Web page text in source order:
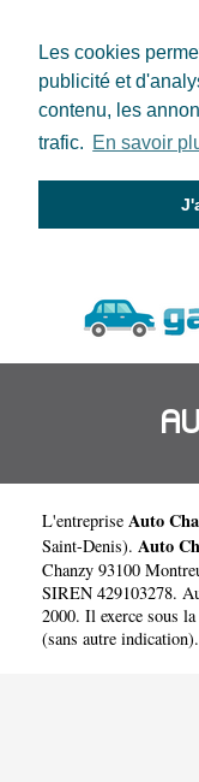
Les cookies
publicité et
contenu, les
trafic. En savoir
L'entreprise Auto
Saint-Denis). Auto
Chanzy 93100
SIREN 429103278.
2000. Il exerce sous
(sans autre indication).